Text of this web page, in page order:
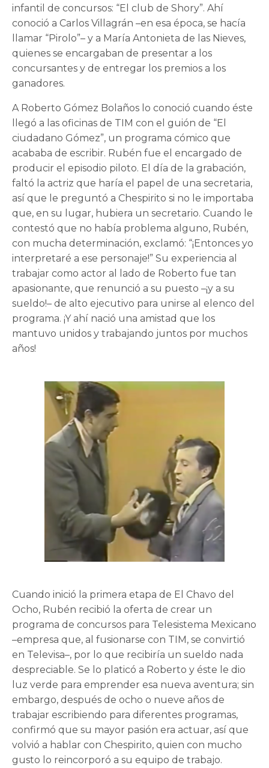
infantil de concursos: “El club de Shory”. Ahí
conoció a Carlos Villagrán –en esa época, se hacía
llamar “Pirolo”– y a María Antonieta de las Nieves,
quienes se encargaban de presentar a los
concursantes y de entregar los premios a los
ganadores.
A Roberto Gómez Bolaños lo conoció cuando éste
llegó a las oficinas de TIM con el guión de “El
ciudadano Gómez”, un programa cómico que
acababa de escribir. Rubén fue el encargado de
producir el episodio piloto. El día de la grabación,
faltó la actriz que haría el papel de una secretaria,
así que le preguntó a Chespirito si no le importaba
que, en su lugar, hubiera un secretario. Cuando le
contestó que no había problema alguno, Rubén,
con mucha determinación, exclamó: “¡Entonces yo
interpretaré a ese personaje!” Su experiencia al
trabajar como actor al lado de Roberto fue tan
apasionante, que renunció a su puesto –¡y a su
sueldo!– de alto ejecutivo para unirse al elenco del
programa. ¡Y ahí nació una amistad que los
mantuvo unidos y trabajando juntos por muchos
años!
Cuando inició la primera etapa de El Chavo del
Ocho, Rubén recibió la oferta de crear un
programa de concursos para Telesistema Mexicano
–empresa que, al fusionarse con TIM, se convirtió
en Televisa–, por lo que recibiría un sueldo nada
despreciable. Se lo platicó a Roberto y éste le dio
luz verde para emprender esa nueva aventura; sin
embargo, después de ocho o nueve años de
trabajar escribiendo para diferentes programas,
confirmó que su mayor pasión era actuar, así que
volvió a hablar con Chespirito, quien con mucho
gusto lo reincorporó a su equipo de trabajo.